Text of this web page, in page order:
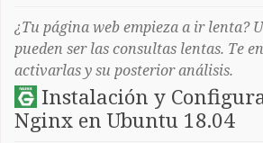
¿Tu página web empieza a ir lenta?
pueden ser las consultas lentas. Te
activarlas y su posterior análisis.
Instalación y
Nginx en Ubuntu 18.04